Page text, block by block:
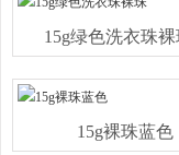
15g绿色洗衣珠裸
15g裸珠蓝色